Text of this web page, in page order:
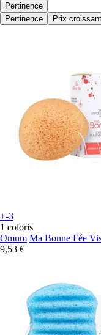
Pertinence
Pertinence
Prix croissant
+-3
1 coloris
Omum Ma Bonne Fée
9,53 €